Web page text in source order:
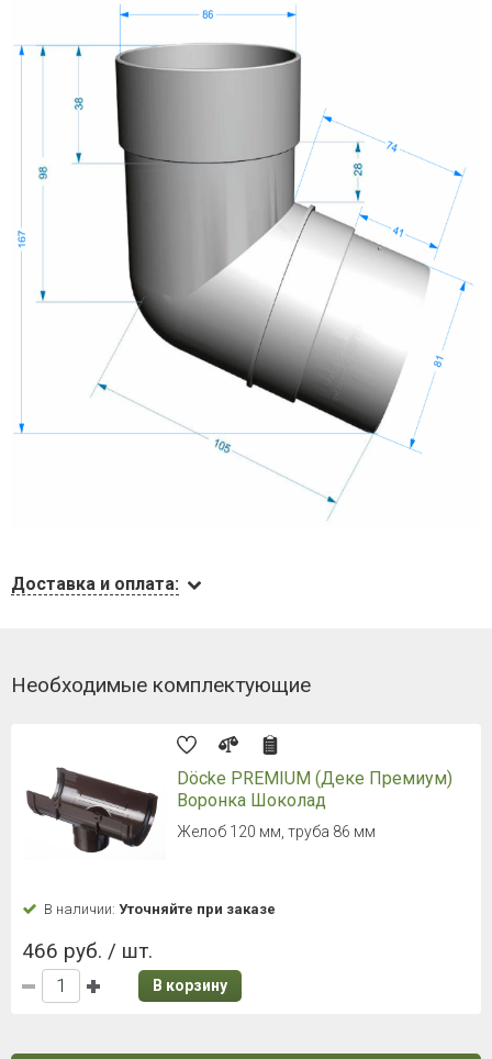
Доставка и оплата:
Необходимые комплектующие
Döcke PREMIUM (Деке Премиум)
Воронка Шоколад
Желоб 120 мм, труба 86 мм
В наличии: Уточняйте при заказе
466 руб. / шт.
В корзину